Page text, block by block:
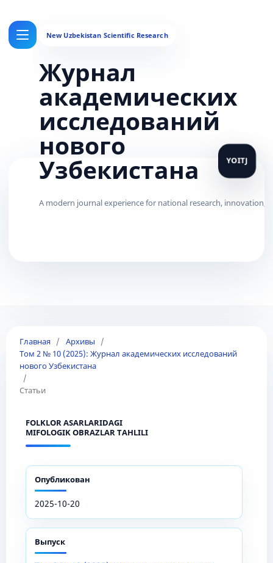
Журнал
академических
исследований
нового
Узбекистана
Главная / Архивы
/
Том 2 № 10 (2025): Журнал академических исследований
нового Узбекистана
/
Статьи
FOLKLOR ASARLARIDAGI
MIFOLOGIK OBRAZLAR TAHLILI
Опубликован
2025-10-20
Выпуск